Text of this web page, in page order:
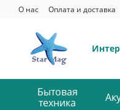
Перейти к основному
О нас Оплата и доставка
Бытовая
техника